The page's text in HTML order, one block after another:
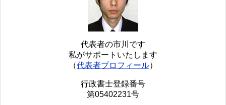
代表者の市川です
私がサポートいたします
（代表者プロフィール）
行政書士登録番号
第05402231号